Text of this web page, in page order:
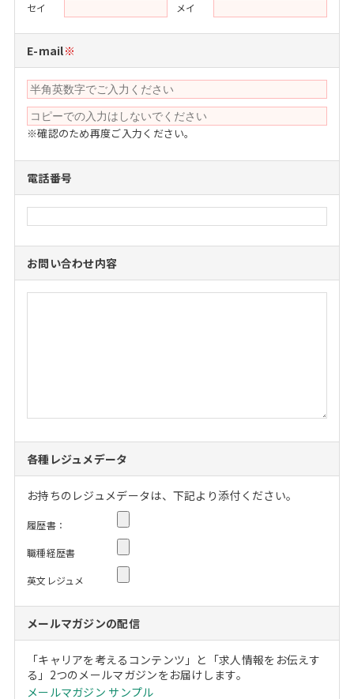
セイ
メイ
E-mail※
※確認のため再度ご入力ください。
電話番号
お問い合わせ内容
各種レジュメデータ
お持ちのレジュメデータは、下記より添付ください。
履歴書：
職種経歴書
英文レジュメ
メールマガジンの配信
「キャリアを考えるコンテンツ」と「求人情報をお伝えす
る」2つのメールマガジンをお届けします。
メールマガジン サンプル